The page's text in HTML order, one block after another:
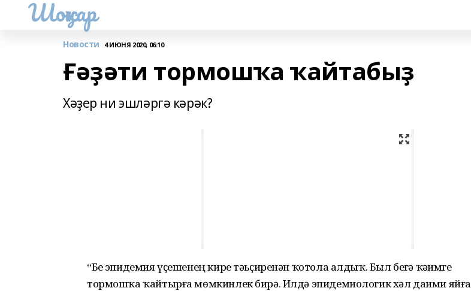
Шоңҡар
Новости 4 ИЮНЯ 2020, 06:10
Ғәҙәти тормошҡа ҡайтабыҙ
Хәҙер ни эшләргә кәрәк?
“Беҙ эпидемия үҫешенең кире тәьҫиренән ҡотола алдыҡ. Был беҙгә ҡәҙимге
тормошҡа ҡайтырға мөмкинлек бирә. Илдә эпидемиологик хәл даими яйға